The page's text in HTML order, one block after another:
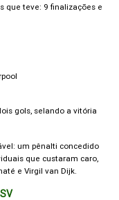
que teve: 9 finalizações e
gols, selando a vitória
um pênalti concedido
que custaram caro,
e Virgil van Dijk.